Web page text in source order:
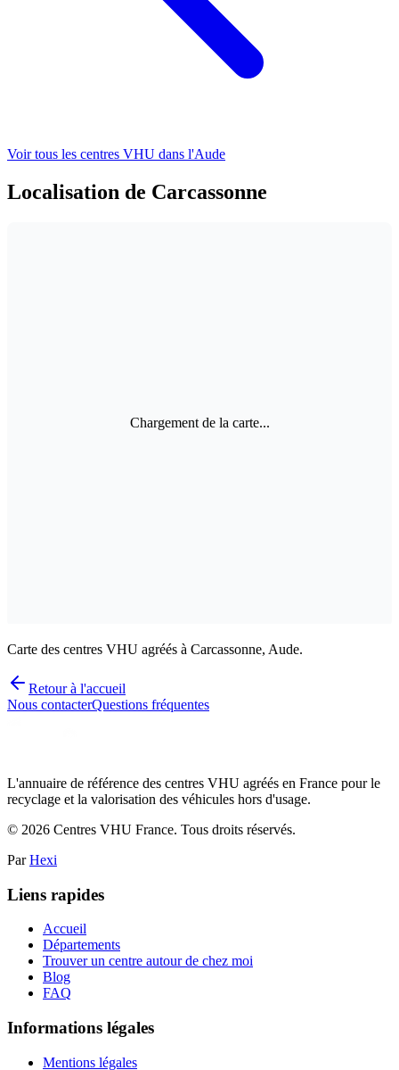
Voir tous les centres VHU dans l'Aude
Localisation de Carcassonne
Chargement de la carte...
Carte des centres VHU agréés à Carcassonne, Aude.
Retour à l'accueil
Nous contacterQuestions fréquentes
L'annuaire de référence des centres VHU agréés en France pour le
recyclage et la valorisation des véhicules hors d'usage.
© 2026 Centres VHU France. Tous droits réservés.
Par Hexi
Liens rapides
Accueil
Départements
Trouver un centre autour de chez moi
Blog
FAQ
Informations légales
Mentions légales